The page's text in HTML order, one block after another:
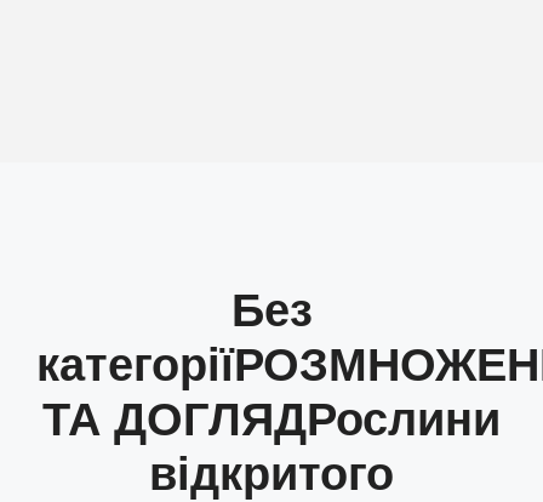
Без
категорії
ТА ДОГЛЯДРослини
відкритого